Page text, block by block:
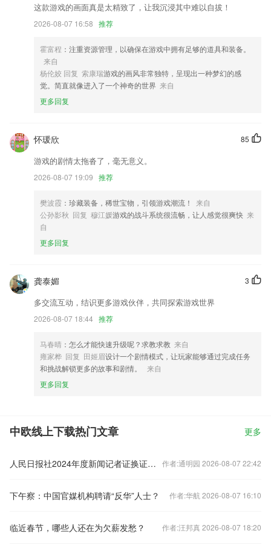
全面提升app浏览速度
繁琐的补光道具和后期调参，一键补光高清不吃妆冷白皮自拍视频，从此
手机无废片！还有落日氛围灯抖音爆款动态心心眼蹦迪变色氛围光浪漫百
叶窗光斑等，可甜可酷，氛围感狠狠拿捏~更多光效不断更新中，敬请期
新增按不同品质报价 询价做货更精准
优化美颜设置，更好的美颜效果
联系我们
以上就是中欧线上下载的介绍，如果您喜欢这款软件，您可以到应用商店
进行打分评论，说出您的使用经历，以帮助我们更好的对产品进行优化修
这款游戏的画面真是太精致了，让我沉浸其中难以自拔！
2026-08-07 16:58 推荐
霍富程 ：注重资源管理，以确保在游戏中拥有足够的道具和装备。
来自
杨伦姣 回复 索康瑞游戏的画风非常独特，呈现出一种梦幻的感
觉。简直就像进入了一个神奇的世界 来自
更多回复
85
怀瑗欣
游戏的剧情太拖沓了，毫无意义。
2026-08-07 19:09 推荐
樊波霞 ：珍藏装备，稀世宝物，引领游戏潮流！
来自
公孙影秋 回复 穆江媛游戏的战斗系统很流畅，让人感觉很爽快 来
自
更多回复
3
龚泰媚
多交流互动，结识更多游戏伙伴，共同探索游戏世界
2026-08-07 18:44 推荐
马春晴 ：怎么才能快速升级呢？求教求教 来自
雍家桦 回复 田姬眉设计一个剧情模式，让玩家能够通过完成任务
和挑战解锁更多的故事和剧情。
来自
更多回复
中欧线上下载热门文章 更多
人民日报社2024年度新闻记者证换证和申请人员名单公示 作者:通明园 2026-08-07 22:42
下午察：中国官媒机构聘请“反华”人士？ 作者:华航 2026-08-07 16:10
临近春节，哪些人还在为欠薪发愁？ 作者:汪邦真 2026-08-07 18:20